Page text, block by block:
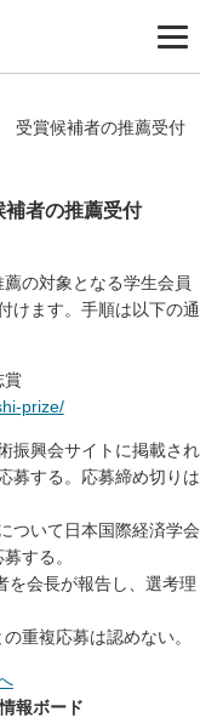
賞候補者の推薦受付
者の推薦受付
の対象となる学生会員
けます。手順は以下の通
賞
prize/
振興会サイトに掲載され
募する。応募締め切りは
ついて日本国際経済学会
する。
を会長が報告し、選考理
重複応募は認めない。
報ボード